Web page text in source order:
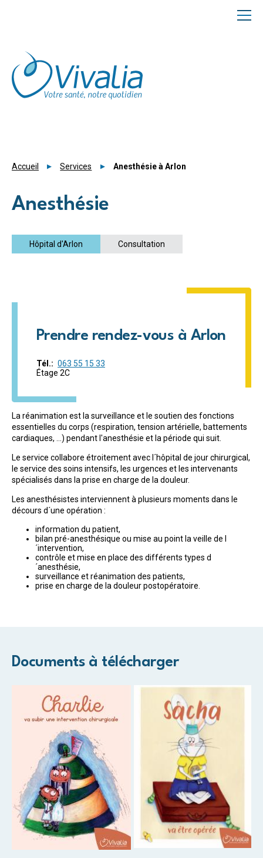
Accueil Services Anesthésie à Arlon
Anesthésie
Hôpital d'Arlon Consultation
La réanimation est la surveillance et le soutien des fonctions
essentielles du corps (respiration, tension artérielle, battements
cardiaques, ...) pendant l'anesthésie et la période qui suit.
Le service collabore étroitement avec l´hôpital de jour chirurgical,
le service des soins intensifs, les urgences et les intervenants
spécialisés dans la prise en charge de la douleur.
Les anesthésistes interviennent à plusieurs moments dans le
décours d´une opération :
information du patient,
bilan pré-anesthésique ou mise au point la veille de l
´intervention,
contrôle et mise en place des différents types d
´anesthésie,
surveillance et réanimation des patients,
prise en charge de la douleur postopératoire.
Prendre rendez-vous à Arlon
Tél.
063 55 15 33
Étage 2C
Documents à télécharger